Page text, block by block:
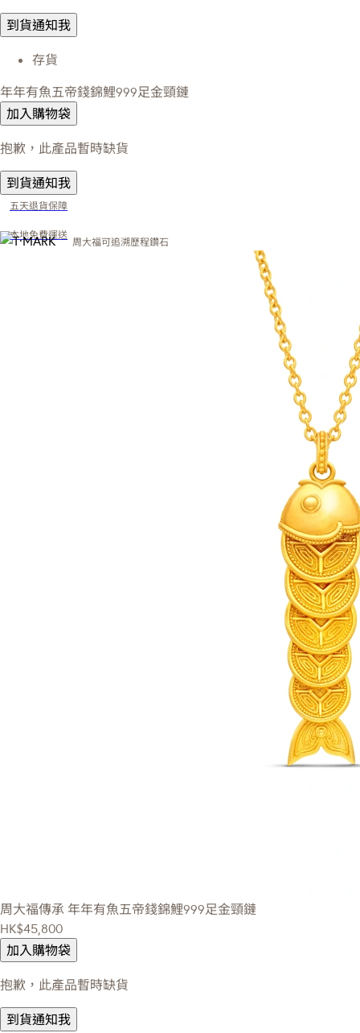
到貨通知我
存貨
年年有魚五帝錢錦鯉999足金頸鏈
加入購物袋
抱歉，此產品暫時缺貨
到貨通知我
五天退貨保障
本地免費運送
周大福可追溯歷程鑽石
周大福傳承 年年有魚五帝錢錦鯉999足金頸鏈
HK$45,800
加入購物袋
抱歉，此產品暫時缺貨
到貨通知我